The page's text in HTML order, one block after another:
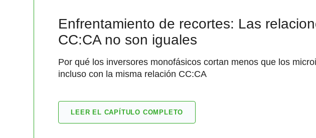
Enfrentamiento de recortes: Las
CC:CA no son iguales
Por qué los inversores monofásicos cortan menos que los
incluso con la misma relación CC:CA
LEER EL CAPÍTULO COMPLETO